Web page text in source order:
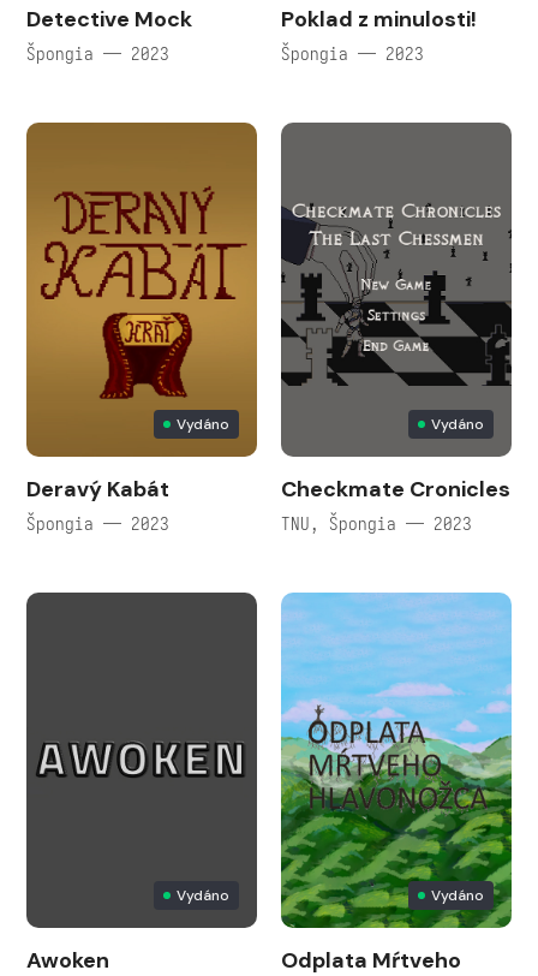
Detective Mock
Špongia — 2023
Poklad z minulosti!
Špongia — 2023
Vydáno
Deravý Kabát
Špongia — 2023
Vydáno
Checkmate Cronicles
TNU, Špongia — 2023
Vydáno
Awoken
Vydáno
Odplata Mŕtveho